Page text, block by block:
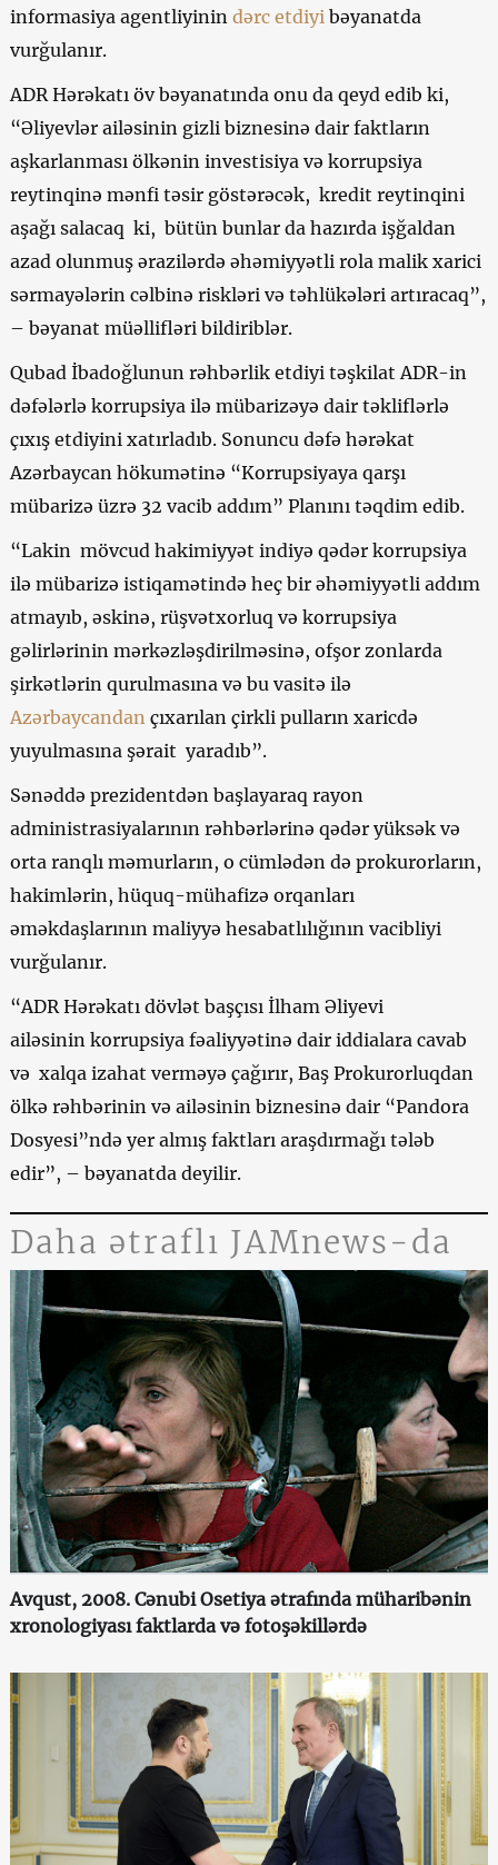
informasiya agentliyinin dərc etdiyi bəyanatda
vurğulanır.
ADR Hərəkatı öv bəyanatında onu da qeyd edib ki,
“Əliyevlər ailəsinin gizli biznesinə dair faktların
aşkarlanması ölkənin investisiya və korrupsiya
reytinqinə mənfi təsir göstərəcək, kredit reytinqini
aşağı salacaq ki, bütün bunlar da hazırda işğaldan
azad olunmuş ərazilərdə əhəmiyyətli rola malik xarici
sərmayələrin cəlbinə riskləri və təhlükələri artıracaq”,
– bəyanat müəllifləri bildiriblər.
Qubad İbadoğlunun rəhbərlik etdiyi təşkilat ADR-in
dəfələrlə korrupsiya ilə mübarizəyə dair təkliflərlə
çıxış etdiyini xatırladıb. Sonuncu dəfə hərəkat
Azərbaycan hökumətinə “Korrupsiyaya qarşı
mübarizə üzrə 32 vacib addım” Planını təqdim edib.
“Lakin mövcud hakimiyyət indiyə qədər korrupsiya
ilə mübarizə istiqamətində heç bir əhəmiyyətli addım
atmayıb, əskinə, rüşvətxorluq və korrupsiya
gəlirlərinin mərkəzləşdirilməsinə, ofşor zonlarda
şirkətlərin qurulmasına və bu vasitə ilə
Azərbaycandan çıxarılan çirkli pulların xaricdə
yuyulmasına şərait yaradıb”.
Sənəddə prezidentdən başlayaraq rayon
administrasiyalarının rəhbərlərinə qədər yüksək və
orta ranqlı məmurların, o cümlədən də prokurorların,
hakimlərin, hüquq-mühafizə orqanları
əməkdaşlarının maliyyə hesabatlılığının vacibliyi
vurğulanır.
“ADR Hərəkatı dövlət başçısı İlham Əliyevi
ailəsinin korrupsiya fəaliyyətinə dair iddialara cavab
və xalqa izahat verməyə çağırır, Baş Prokurorluqdan
ölkə rəhbərinin və ailəsinin biznesinə dair “Pandora
Dosyesi”ndə yer almış faktları araşdırmağı tələb
edir”, – bəyanatda deyilir.
Daha ətraflı JAMnews-da
Avqust, 2008. Cənubi Osetiya ətrafında müharibənin
xronologiyası faktlarda və fotoşəkillərdə